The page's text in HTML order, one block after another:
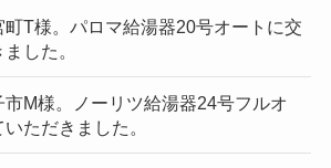
町T様。パロマ給湯器20号オートに交
した。
市M様。ノーリツ給湯器24号フルオ
ただきました。